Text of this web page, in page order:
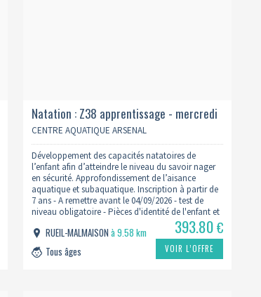
Natation : Z38 apprentissage - mercredi
16h 2026/2027
CENTRE AQUATIQUE ARSENAL
Développement des capacités natatoires de
l’enfant afin d’atteindre le niveau du savoir nager
en sécurité. Approfondissement de l’aisance
aquatique et subaquatique. Inscription à partir de
7 ans - A remettre avant le 04/09/2026 - test de
niveau obligatoire - Pièces d'identité de l'enfant et
du Parent - Justificatif de domicile - Lien du
formulaire
: https://www.centreaquatiquearsenal.fr/inscription-
natation/
RUEIL-MALMAISONà 9.58 km
Tous âges
393.80€
VOIR L’OFFRE